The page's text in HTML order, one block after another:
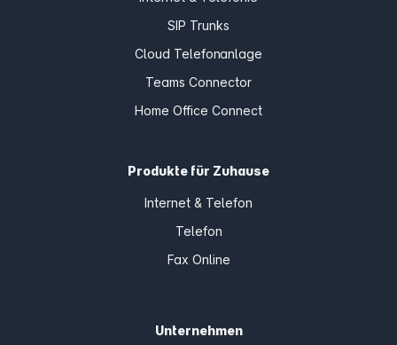
SIP Trunks
Cloud Telefonanlage
Teams Connector
Home Office Connect
Produkte für Zuhause
Internet & Telefon
Telefon
Fax Online
Unternehmen